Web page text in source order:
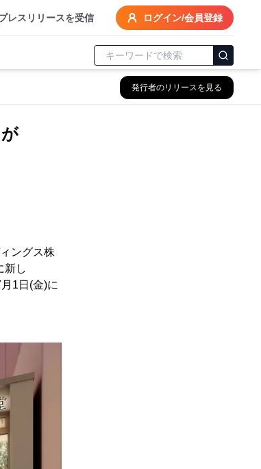
レスリリースを受信 ログイン/会員登録
発行者のリリースを見る
ングス株
新し
1日(金)に